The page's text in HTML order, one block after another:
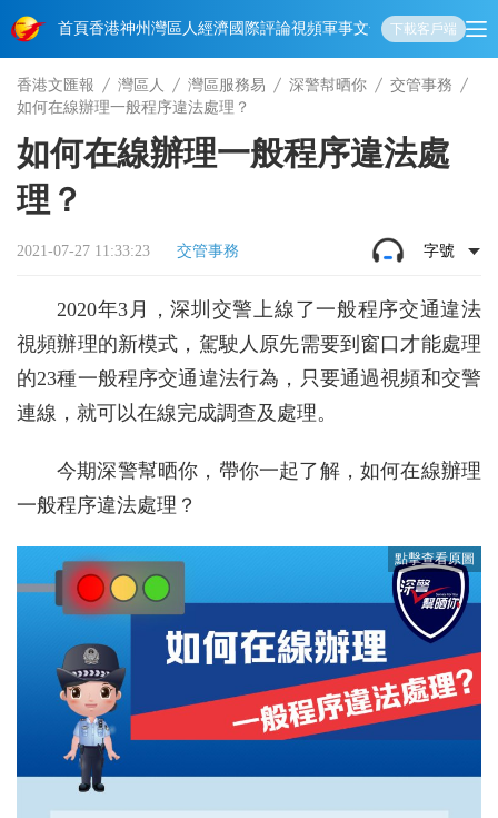
首頁香港神州 灣區人經濟國際評論視頻軍事文化 娛樂生活教育體
下載客戶端
香港文匯報 灣區人 灣區服務易 深警幇晒你
交管事務
如何在線辦理一般程序違法處理？
如何在線辦理一般程序違法處
理？
2021-07-27 11:33:23 交管事務 字號
2020年3月，深圳交警上線了一般程序交通違法
視頻辦理的新模式，駕駛人原先需要到窗口才能處理
的23種一般程序交通違法行為，只要通過視頻和交警
連線，就可以在線完成調查及處理。
今期深警幫晒你，帶你一起了解，如何在線辦理
一般程序違法處理？